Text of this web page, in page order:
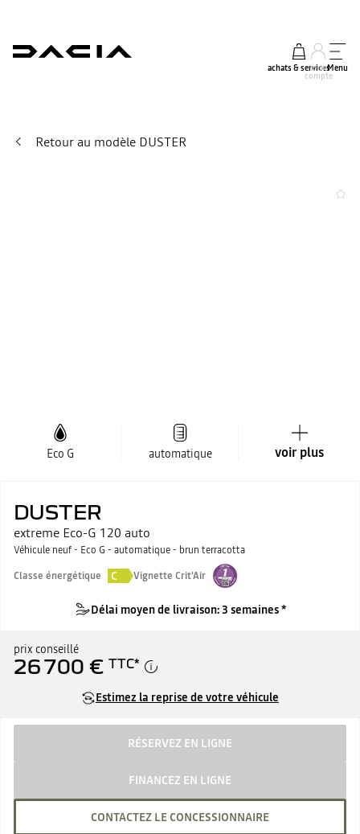
achats & services
mon
compte
Menu
Retour au modèle DUSTER
Eco G automatique voir plus
DUSTER
extreme Eco-G 120 auto
Véhicule neuf - Eco G - automatique - brun terracotta
Classe énergétique
C Vignette Crit'Air
Délai moyen de livraison: 3 semaines *
prix conseillé
26 700 € TTC*
Estimez la reprise de votre véhicule
RÉSERVEZ EN LIGNE
FINANCEZ EN LIGNE
CONTACTEZ LE CONCESSIONNAIRE